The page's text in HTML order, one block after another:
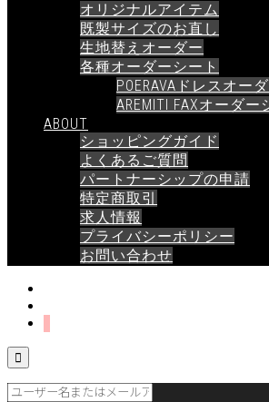
オリジナルアイテム
既製サイズのお直し
生地替えオーダー
各種オーダーシート
POERAVAドレスオー
AREMITI FAXオーダー
ABOUT
ショッピングガイド
よくあるご質問
パートナーシップの申請
特定商取引
求人情報
プライバシーポリシー
お問い合わせ
